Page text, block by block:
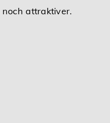
noch attraktiver.